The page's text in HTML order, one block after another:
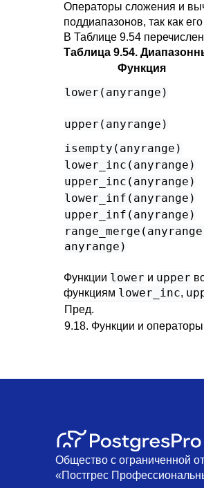
Операторы сложения и
поддиапазонов, так как
В Таблице 9.54
Таблица 9.54.
Функция
lower ( anyrange )
upper ( anyrange )
isempty ( anyrange )
lower_inc ( anyrange )
upper_inc ( anyrange )
lower_inf ( anyrange )
upper_inf ( anyrange )
range_merge ( anyrange
anyrange )
Функции lower и upper
функциям lower_inc,
Пред.
9.18. Функции и
Общество с ограниченной
«Постгрес